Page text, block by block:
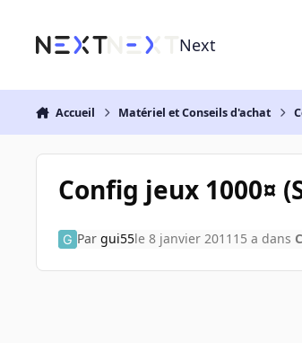
Next
Accueil Matériel et Conseils d'achat
Config jeux 1000¤
Par gui55le 8 janvier 2011 15 a dans